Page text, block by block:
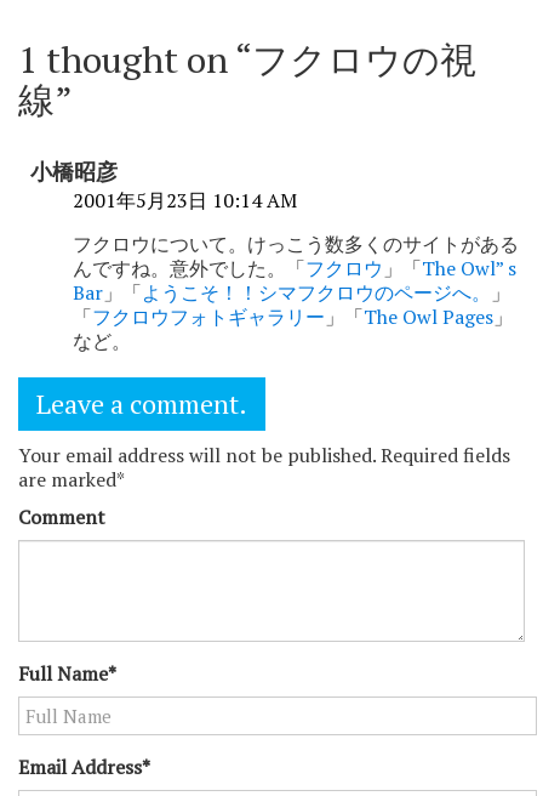
ナ
ビ
ゲ
ー
1 thought on “フクロウの視
線”
小橋昭彦
2001年5月23日 10:14 AM
フクロウについて。けっこう数多くのサイトがある
んですね。意外でした。「フクロウ 」「The Owl” s
Bar 」「ようこそ！！シマフクロウのページへ。
」
「フクロウフォトギャラリー 」「The Owl Pages 」
など。
Leave a comment.
Your email address will not be published. Required fields
are marked*
Comment
Full Name*
Email Address*